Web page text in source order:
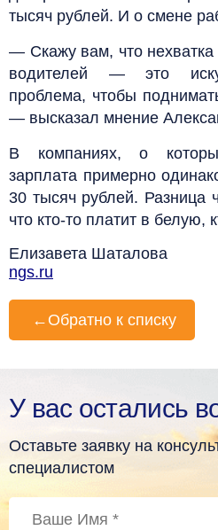
тысяч рублей. И о смене
— Скажу вам, что
водителей — это
проблема, чтобы
— высказал мнение
В компаниях, о
зарплата примерно
30 тысяч рублей. Разница
что кто-то платит в белую,
Елизавета Шаталова
ngs.ru
← Обратно к списку
У вас остались
Оставьте заявку на
специалистом